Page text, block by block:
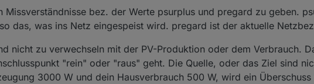
Missverständnisse bez. der Werte psurplus und pregard zu geben.
das, was ins Netz eingespeist wird. pregard ist der aktuelle
nicht zu verwechseln mit der PV-Produktion oder dem Verbrauch.
"rein" oder "raus" geht. Die Quelle, oder das Ziel sind
3000 W und dein Hausverbrauch 500 W, wird ein